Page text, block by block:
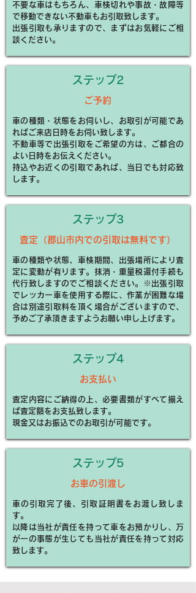
不要な車はもちろん、車検切れや事故・故障等
で移動できない不動車もお引取致します。
出張引取も承りますので、まずはお気軽にご相
談ください。
​ステップ2
ご予約
車の種類・状態をお伺いし、お取引が可能であ
ればご来店日時をお伺い致します。
不動車等で出張引取をご希望の方は、ご都合の
よい日時をお伝えください。
持込やお近くの引取であれば、当日でも対応致
します。
​ステップ3
査定（郡山市内での引取は無料です）
車の種類や状態、車検期間、出張場所により査
定に変動が有ります。抹消・重量税還付手続も
代行致しますのでご相談ください。※出張引取
でレッカー車を使用する際に、作業が困難な場
合は別途引取料を頂く場合がございますので、
予めご了承頂きますようお願い申し上げます。
​ステップ4
お支払い
査定内容にご納得の上、必要書類がすべて揃え
ば査定額をお支払致します。
現金又はお振込でのお取引が可能です。
​ステップ5
お車の引渡し
車の引取完了後、引取証明書をお渡し致しま
す。
以降は当社が責任を持って車をお預かりし、万
が一の事態が生じても当社が責任を持って対応
致します。